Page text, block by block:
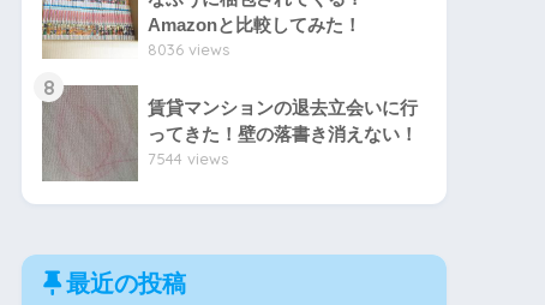
Amazonと比較してみた！
8036 views
8
賃貸マンションの退去立会いに行
ってきた！壁の落書き消えない！
7544 views
最近の投稿